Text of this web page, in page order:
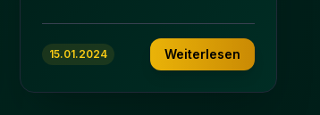
15.01.2024 Weiterlesen